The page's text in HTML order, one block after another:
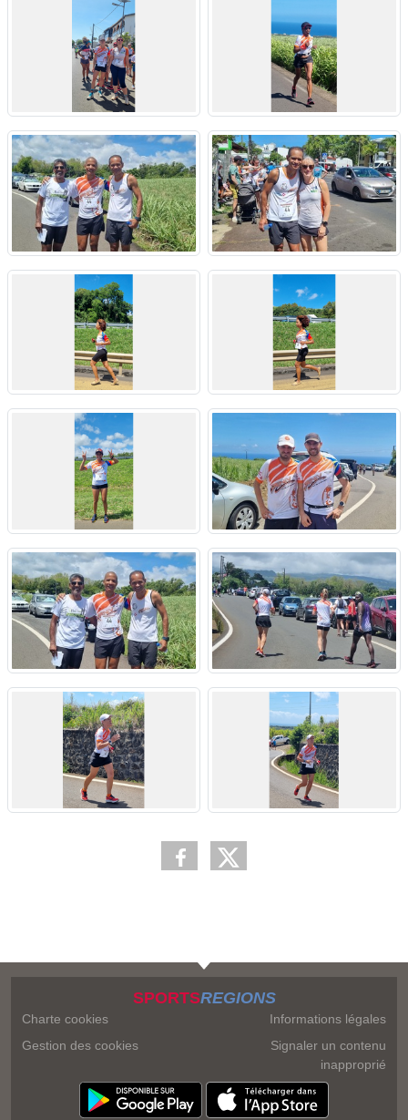
SPORTSREGIONS
Charte cookies
Gestion des cookies
Informations légales
Signaler un contenu
inapproprié